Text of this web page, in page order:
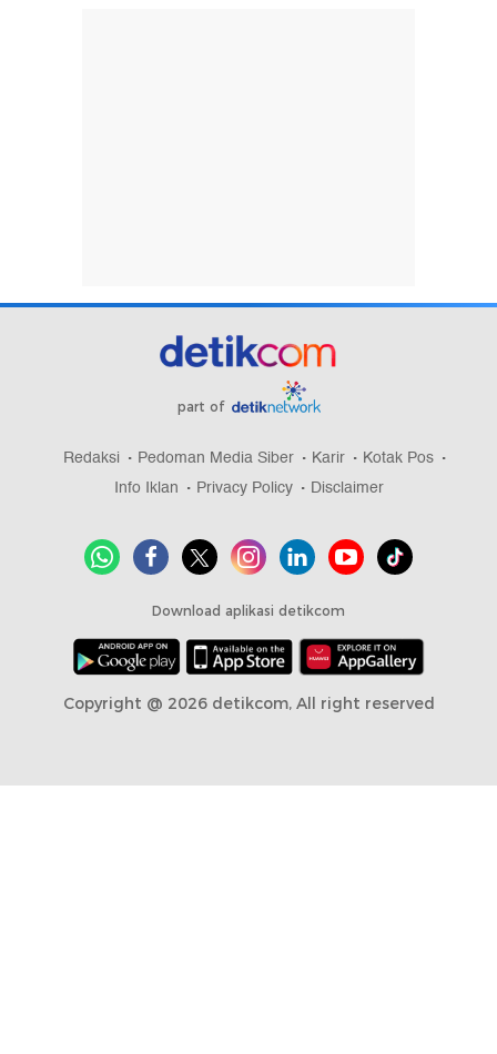
part of
Redaksi Pedoman Media Siber Karir
Kotak Pos
Info Iklan
Privacy Policy Disclaimer
Download aplikasi detikcom
Copyright @ 2026 detikcom, All right reserved